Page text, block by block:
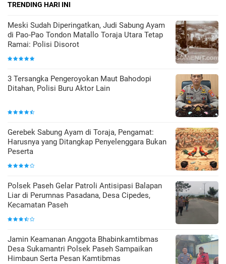
TRENDING HARI INI
Meski Sudah Diperingatkan, Judi Sabung Ayam
di Pao-Pao Tondon Matallo Toraja Utara Tetap
Ramai: Polisi Disorot
3 Tersangka Pengeroyokan Maut Bahodopi
Ditahan, Polisi Buru Aktor Lain
Gerebek Sabung Ayam di Toraja, Pengamat:
Harusnya yang Ditangkap Penyelenggara Bukan
Peserta
Polsek Paseh Gelar Patroli Antisipasi Balapan
Liar di Perumnas Pasadana, Desa Cipedes,
Kecamatan Paseh
Jamin Keamanan Anggota Bhabinkamtibmas
Desa Sukamantri Polsek Paseh Sampaikan
Himbaun Serta Pesan Kamtibmas